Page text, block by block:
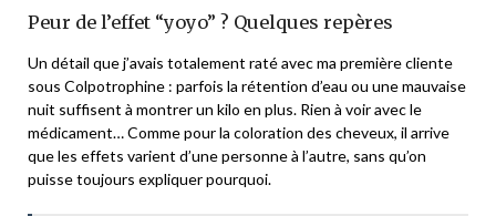
Peur de l’effet “yoyo” ? Quelques repères
Un détail que j’avais totalement raté avec ma première cliente
sous Colpotrophine : parfois la rétention d’eau ou une mauvaise
nuit suffisent à montrer un kilo en plus. Rien à voir avec le
médicament… Comme pour la coloration des cheveux, il arrive
que les effets varient d’une personne à l’autre, sans qu’on
puisse toujours expliquer pourquoi.